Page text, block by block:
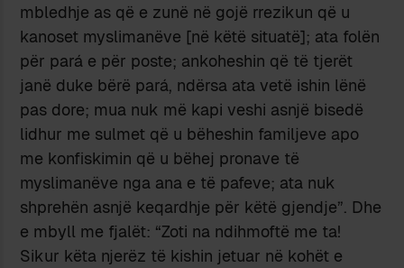
mbledhje as që e zunë në gojë rrezikun që u
kanoset myslimanëve [në këtë situatë]; ata folën
për pará e për poste; ankoheshin që të tjerët
janë duke bërë pará, ndërsa ata vetë ishin lënë
pas dore; mua nuk më kapi veshi asnjë bisedë
lidhur me sulmet që u bëheshin familjeve apo
me konfiskimin që u bëhej pronave të
myslimanëve nga ana e të pafeve; ata nuk
shprehën asnjë keqardhje për këtë gjendje”. Dhe
e mbyll me fjalët: “Zoti na ndihmoftë me ta!
Sikur këta njerëz të kishin jetuar në kohët e